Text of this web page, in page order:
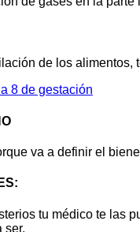
de los
8 de gestación
va a definir el
tu médico te las
ser.